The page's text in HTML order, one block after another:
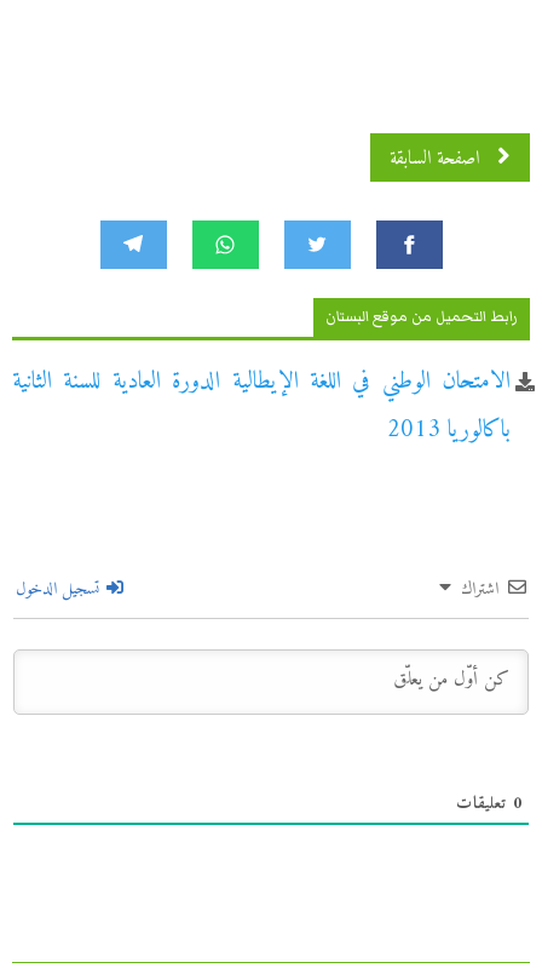
اصفحة السابقة
رابط التحميل من موقع البستان
الامتحان الوطني في اللغة الإيطالية الدورة العادية للسنة الثانية
باكالوريا 2013
اشتراك تسجيل الدخول
0 تعليقات